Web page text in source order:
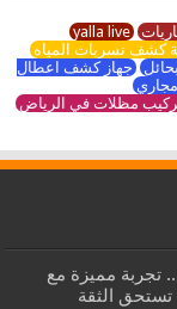
yalla live
كشف تسربات المياه
جهاز كشف اعطال
مظلات في الرياض
تجربة مميزة مع
تستحق الثقة